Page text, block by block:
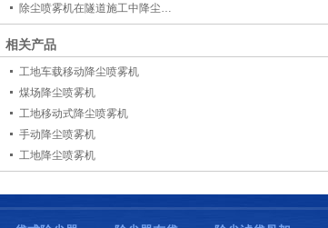
除尘喷雾机在隧道施工中降尘…
相关产品
工地车载移动降尘喷雾机
煤场降尘喷雾机
工地移动式降尘喷雾机
手动降尘喷雾机
工地降尘喷雾机